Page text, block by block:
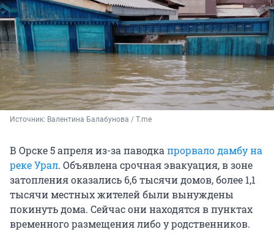
Источник: Валентина Балабунова / T.me
В Орске 5 апреля из-за паводкапрорвало дамбу на
реке Урал. Объявлена срочная эвакуация, в зоне
затопления оказались 6,6 тысячи домов, более 1,1
тысячи местных жителей были вынуждены
покинуть дома. Сейчас они находятся в пунктах
временного размещения либо у родственников.